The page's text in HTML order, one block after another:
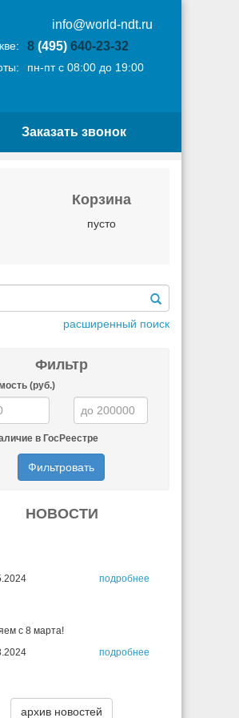
info@world-ndt.ru
8 (495)640-23-32
пн-пт с 08:00 до 19:00
Заказать звонок
Корзина
пусто
расширенный поиск
Фильтр
(руб.)
в ГосРеестре
Фильтровать
НОВОСТИ
подробнее
с 8 марта!
подробнее
архив новостей